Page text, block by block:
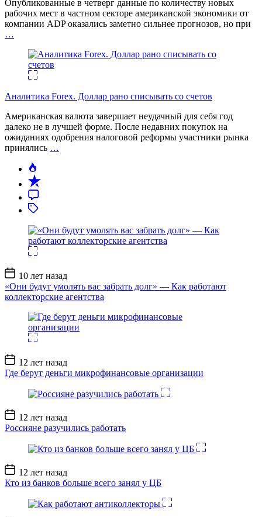
Опубликованные в четверг данные по количеству новых
рабочих мест в частном секторе американской экономики от
компании ADP оказались заметно сильнее прогнозов, но при
…
Аналитика Forex. Доллар рано списывать со счетов
Американская валюта завершает неудачный для себя год
далеко не в лучшей форме. После недавних покупок на
ожиданиях одобрения налоговой реформы участники рынка
принялись …
Дата
записи
10 лет назад
«Они будут умолять вас забрать долг» — Как работают
коллекторские агентства
Дата
записи
12 лет назад
Где берут деньги микрофинансовые организации
Дата
записи
12 лет назад
Россияне разучились работать
Дата
записи
12 лет назад
Кто из банков больше всего занял у ЦБ